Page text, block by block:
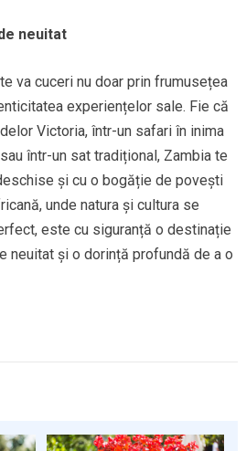
neuitat
va cuceri nu doar prin frumusețea
experiențelor sale. Fie că
Victoria, într-un safari în inima
într-un sat tradițional, Zambia te
și cu o bogăție de povești
unde natura și cultura se
este cu siguranță o destinație
neuitat și o dorință profundă de a o